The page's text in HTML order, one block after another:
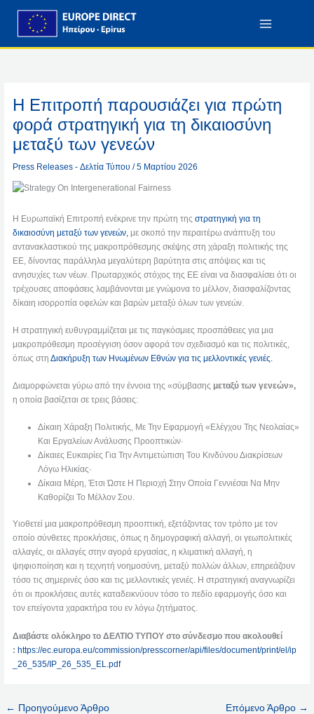
Περιεχόμενο
Περιεχόμενο
Η Επιτροπή παρουσιάζει για πρώτη
φορά στρατηγική για τη δικαιοσύνη
μεταξύ των γενεών
Press Releases - Δελτία Τύπου /5 Μαρτίου 2026
Η Ευρωπαϊκή Επιτροπή ενέκρινε την πρώτη τηςστρατηγική για τη
δικαιοσύνη μεταξύ των γενεών, με σκοπό την περαιτέρω ανάπτυξη του
αντανακλαστικού της μακροπρόθεσμης σκέψης στη χάραξη πολιτικής της
ΕΕ, δίνοντας παράλληλα μεγαλύτερη βαρύτητα στις απόψεις και τις
ανησυχίες των νέων. Πρωταρχικός στόχος της ΕΕ είναι να διασφαλίσει ότι οι
τρέχουσες αποφάσεις λαμβάνονται με γνώμονα το μέλλον, διασφαλίζοντας
δίκαιη ισορροπία οφελών και βαρών μεταξύ όλων των γενεών.
Η στρατηγική ευθυγραμμίζεται με τις παγκόσμιες προσπάθειες για μια
μακροπρόθεσμη προσέγγιση όσον αφορά τον σχεδιασμό και τις πολιτικές,
όπως στηΔιακήρυξη των Ηνωμένων Εθνών για τις μελλοντικές γενιές.
Διαμορφώνεται γύρω από την έννοια της «σύμβασης μεταξύ των γενεών»,
η οποία βασίζεται σε τρεις βάσεις:
Δίκαιη Χάραξη Πολιτικής, Με Την Εφαρμογή «ελέγχου Της Νεολαίας»
Και Εργαλείων Ανάλυσης Προοπτικών·
Δίκαιες Ευκαιρίες Για Την Αντιμετώπιση Του Κινδύνου Διακρίσεων
Λόγω Ηλικίας·
Δίκαια Μέρη, Έτσι Ώστε Η Περιοχή Στην Οποία Γεννιέσαι Να Μην
Καθορίζει Το Μέλλον Σου.
Υιοθετεί μια μακροπρόθεσμη προοπτική, εξετάζοντας τον τρόπο με τον
οποίο σύνθετες προκλήσεις, όπως η δημογραφική αλλαγή, οι γεωπολιτικές
αλλαγές, οι αλλαγές στην αγορά εργασίας, η κλιματική αλλαγή, η
ψηφιοποίηση και η τεχνητή νοημοσύνη, μεταξύ πολλών άλλων, επηρεάζουν
τόσο τις σημερινές όσο και τις μελλοντικές γενιές. Η στρατηγική αναγνωρίζει
ότι οι προκλήσεις αυτές καταδεικνύουν τόσο το πεδίο εφαρμογής όσο και
τον επείγοντα χαρακτήρα του εν λόγω ζητήματος.
Διαβάστε ολόκληρο το ΔΕΛΤΙΟ ΤΥΠΟΥ στο σύνδεσμο που ακολουθεί
:https://ec.europa.eu/commission/presscorner/api/files/document/print/el/ip
_26_535/IP_26_535_EL.pdf
← Προηγούμενο Άρθρο Επόμενο Άρθρο →